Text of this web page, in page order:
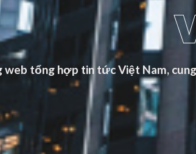
web tổng hợp tin tức Việt Nam,